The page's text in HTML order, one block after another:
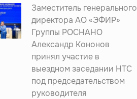
Заместитель генерального
директора АО «ЭФИР»
Группы РОСНАНО
Александр Кононов
принял участие в
выездном заседании НТС
под председательством
руководителя